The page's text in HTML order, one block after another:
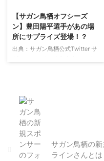
pic.twitter.com/WBzKfdcXuV—
サガン鳥栖公式
(@saganofficial17) 2018年8月6
日 サガンティーノのみなさん、
【サガン鳥栖オフシーズ
ン】豊田陽平選手があの場
所にサプライズ登場！？
出典：サガン鳥栖公式Twitter サ
日12/14(金)、 #豊田陽平 選手が
オフィシャルショップ JR鳥栖駅
店で販売をお手伝いしました?‍♂️✨
ご来店いただきました皆さま、あ
りがとうございました‼️#サガン
鳥栖 #sagantosu
pic.twitter.com/ZAnqySD5YN—
サガン鳥栖の
ラインさんとは